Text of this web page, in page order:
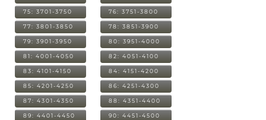
75: 3701-3750 76: 3751-3800
77: 3801-3850 78: 3851-3900
79: 3901-3950 80: 3951-4000
81: 4001-4050 82: 4051-4100
83: 4101-4150 84: 4151-4200
85: 4201-4250 86: 4251-4300
87: 4301-4350 88: 4351-4400
89: 4401-4450 90: 4451-4500